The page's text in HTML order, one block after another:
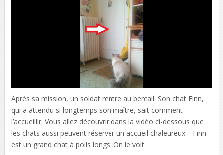
Après sa mission, un soldat rentre au bercail. Son chat Finn,
qui a attendu si longtemps son maître, sait comment
l’accueillir. Vous allez découvrir dans la vidéo ci-dessous que
les chats aussi peuvent réserver un accueil chaleureux. Finn
est un grand chat à poils longs. On le voit